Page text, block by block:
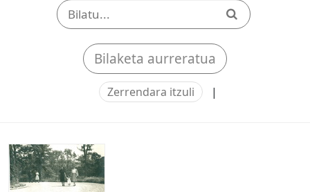
Bilaketa aurreratua
Zerrendara itzuli |